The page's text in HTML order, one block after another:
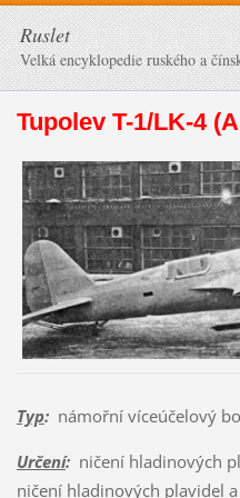
Ruslet
Velká encyklopedie ruského a
Tupolev T-1/LK-4
Typ:námořní víceúčelový
Určení:ničení hladinových
ničení hladinových plavidel